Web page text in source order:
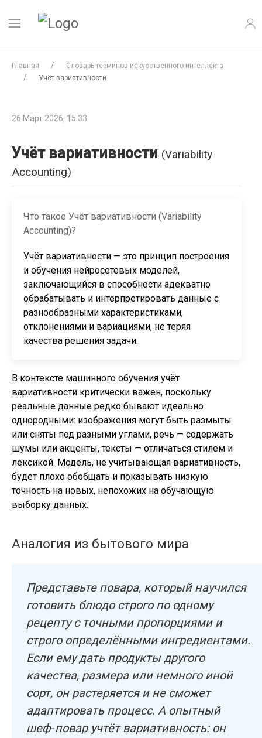
Главная
Словарь терминов искусственного интеллекта
Учёт вариативности
26 Март 2026, 15:33
Учёт вариативности (Variability
Accounting)
Что такое Учёт вариативности (Variability
Accounting)?
Учёт вариативности — это принцип построения
и обучения нейросетевых моделей,
заключающийся в способности адекватно
обрабатывать и интерпретировать данные с
разнообразными характеристиками,
отклонениями и вариациями, не теряя
качества решения задачи.
В контексте машинного обучения учёт
вариативности критически важен, поскольку
реальные данные редко бывают идеально
однородными: изображения могут быть размыты
или сняты под разными углами, речь — содержать
шумы или акценты, тексты — отличаться стилем и
лексикой. Модель, не учитывающая вариативность,
будет плохо обобщать и показывать низкую
точность на новых, непохожих на обучающую
выборку данных.
Аналогия из бытового мира
Представьте повара, который научился
готовить блюдо строго по одному
рецепту с точными пропорциями и
строго определёнными ингредиентами.
Если ему дать продукты другого
качества, размера или немного иной
сорт, он растеряется и не сможет
адаптировать процесс. А опытный
шеф‑повар учтёт вариативность: он